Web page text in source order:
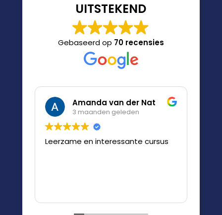
UITSTEKEND
Gebaseerd op 70 recensies
Amanda van der Nat
3 maanden geleden
Leerzame en interessante cursus